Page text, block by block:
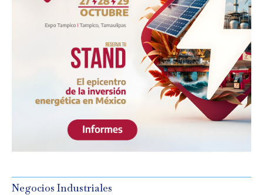
Negocios Industriales